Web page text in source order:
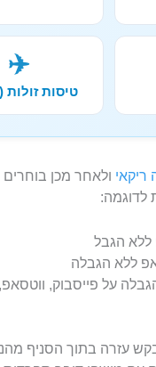
✈️
טיסות זולות
ריקאי ולאחר מכן
לדוגמה:
אין הגבלה על פייסבוק, ווטסאפ,
עזרה בתוך הסניף